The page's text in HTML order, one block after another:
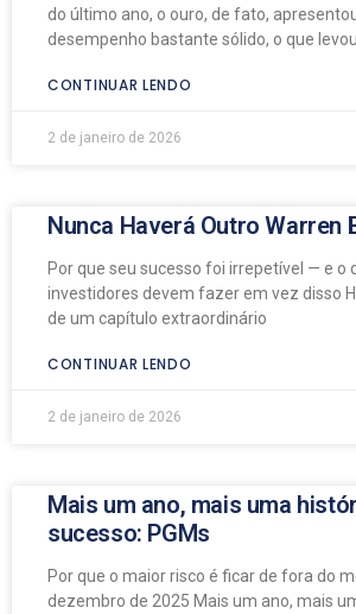
do último ano, o ouro, de fato,
desempenho bastante sólido, o que
CONTINUAR LENDO
2 de janeiro de 2026
Nunca Haverá Outro Warren
Por que seu sucesso foi irrepetível — e o
investidores devem fazer em vez disso
de um capítulo extraordinário
CONTINUAR LENDO
2 de janeiro de 2026
Mais um ano, mais uma
sucesso: PGMs
Por que o maior risco é ficar de fora do
dezembro de 2025 Mais um ano, mais